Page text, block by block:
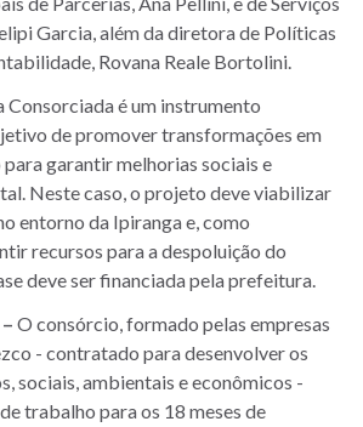
Garcia, além da diretora de Políticas
Rovana Reale Bortolini.
Consorciada é um instrumento
de promover transformações em
garantir melhorias sociais e
Neste caso, o projeto deve viabilizar
entorno da Ipiranga e, como
recursos para a despoluição do
deve ser financiada pela prefeitura.
O consórcio, formado pelas empresas
- contratado para desenvolver os
sociais, ambientais e econômicos -
trabalho para os 18 meses de